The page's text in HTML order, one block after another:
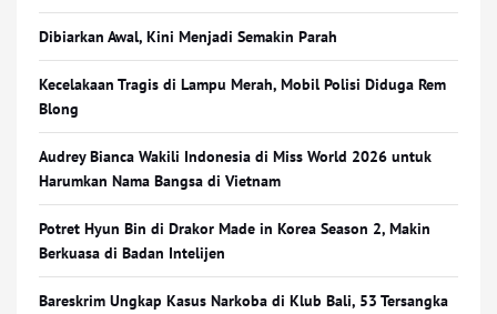
Dibiarkan Awal, Kini Menjadi Semakin Parah
Kecelakaan Tragis di Lampu Merah, Mobil Polisi Diduga Rem
Blong
Audrey Bianca Wakili Indonesia di Miss World 2026 untuk
Harumkan Nama Bangsa di Vietnam
Potret Hyun Bin di Drakor Made in Korea Season 2, Makin
Berkuasa di Badan Intelijen
Bareskrim Ungkap Kasus Narkoba di Klub Bali, 53 Tersangka